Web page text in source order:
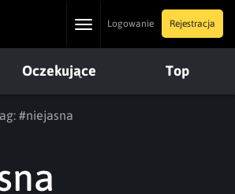
ToggleLogowanie Rejestracja
Oczekujące Top
#niejasna